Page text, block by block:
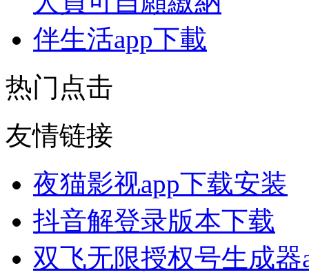
伴生活app下載
热门点击
友情链接
夜猫影视app下载安装
抖音解登录版本下载
双飞无限授权号生成器